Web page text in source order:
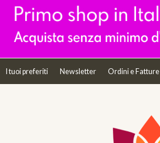
I tuoi preferiti Newsletter Ordini e Fatture